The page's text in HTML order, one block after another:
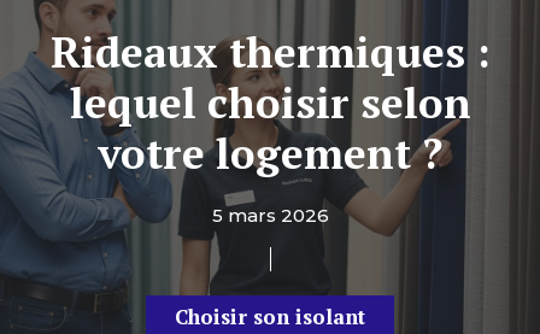
Rideaux thermiques :
lequel choisir selon
votre logement ?
5 mars 2026
Choisir son isolant